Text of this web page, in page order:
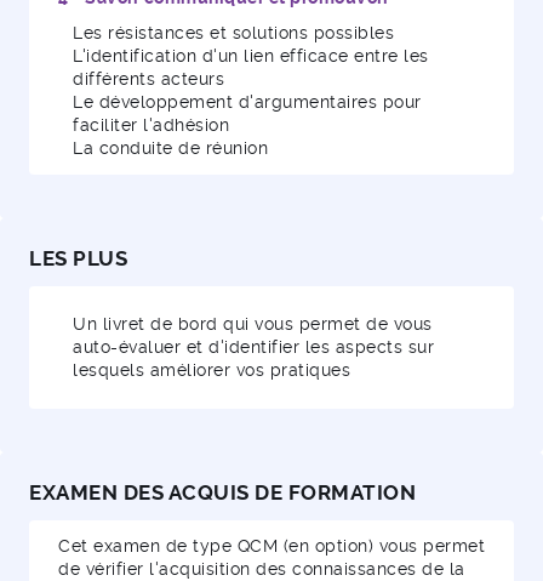
Les résistances et solutions possibles
L'identification d'un lien efficace entre les
différents acteurs
Le développement d'argumentaires pour
faciliter l'adhésion
La conduite de réunion
LES PLUS
Un livret de bord qui vous permet de vous
auto-évaluer et d'identifier les aspects sur
lesquels améliorer vos pratiques
EXAMEN DES ACQUIS DE FORMATION
Cet examen de type QCM (en option) vous permet
de vérifier l'acquisition des connaissances de la